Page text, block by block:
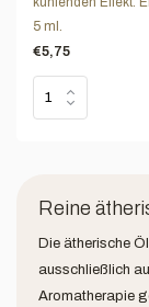
5 ml.
€5,75
Reine
Die ätherische
ausschließlich
Aromatherapie